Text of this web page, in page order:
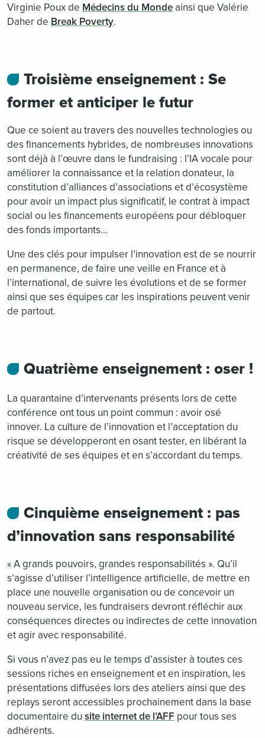
Virginie Poux de Médecins du Monde ainsi que Valérie
Daher de Break Poverty.
Troisième enseignement : Se
former et anticiper le futur
Que ce soient au travers des nouvelles technologies ou
des financements hybrides, de nombreuses innovations
sont déjà à l’œuvre dans le fundraising : l’IA vocale pour
améliorer la connaissance et la relation donateur, la
constitution d’alliances d’associations et d’écosystème
pour avoir un impact plus significatif, le contrat à impact
social ou les financements européens pour débloquer
des fonds importants…
Une des clés pour impulser l’innovation est de se nourrir
en permanence, de faire une veille en France et à
l’international, de suivre les évolutions et de se former
ainsi que ses équipes car les inspirations peuvent venir
de partout.
Quatrième enseignement : oser !
La quarantaine d’intervenants présents lors de cette
conférence ont tous un point commun : avoir osé
innover. La culture de l’innovation et l’acceptation du
risque se développeront en osant tester, en libérant la
créativité de ses équipes et en s’accordant du temps.
Cinquième enseignement : pas
d’innovation sans responsabilité
« A grands pouvoirs, grandes responsabilités ». Qu’il
s’agisse d’utiliser l’intelligence artificielle, de mettre en
place une nouvelle organisation ou de concevoir un
nouveau service, les fundraisers devront réfléchir aux
conséquences directes ou indirectes de cette innovation
et agir avec responsabilité.
Si vous n’avez pas eu le temps d’assister à toutes ces
sessions riches en enseignement et en inspiration, les
présentations diffusées lors des ateliers ainsi que des
replays seront accessibles prochainement dans la base
documentaire du site internet de l’AFF pour tous ses
adhérents.